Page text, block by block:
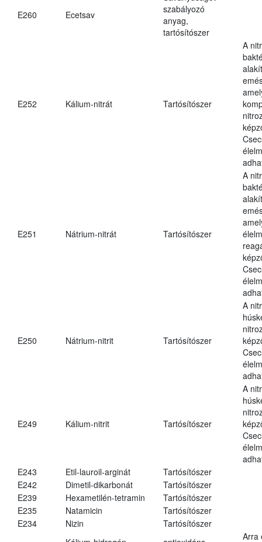
E260 Ecetsav
szabályozó
anyag,
tartósítószer
E252 Kálium-nitrát Tartósítószer
A
E251 Nátrium-nitrát Tartósítószer
A
E250 Nátrium-nitrit Tartósítószer
A
E249 Kálium-nitrit Tartósítószer
A
E243
Etil-lauroil-arginát
Tartósítószer
E242
Dimetil-dikarbonát
Tartósítószer
E239
Hexametilén-tetramin
Tartósítószer
E235
Natamicin
Tartósítószer
E234
Nizin Tartósítószer
Arra